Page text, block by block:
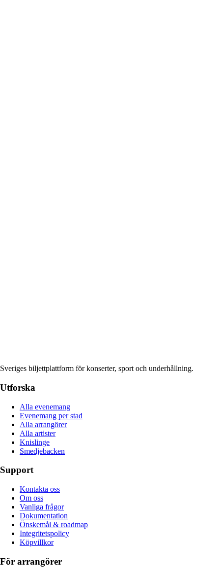
Sveriges biljettplattform för konserter, sport och underhållning.
Utforska
Alla evenemang
Evenemang per stad
Alla arrangörer
Alla artister
Knislinge
Smedjebacken
Support
Kontakta oss
Om oss
Vanliga frågor
Dokumentation
Önskemål & roadmap
Integritetspolicy
Köpvillkor
För arrangörer